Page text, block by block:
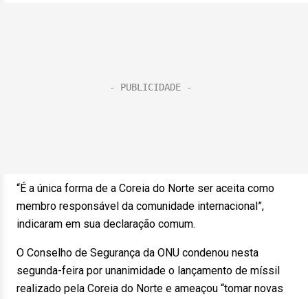
“É a única forma de a Coreia do Norte ser aceita como
membro responsável da comunidade internacional”,
indicaram em sua declaração comum.
O Conselho de Segurança da ONU condenou nesta
segunda-feira por unanimidade o lançamento de míssil
realizado pela Coreia do Norte e ameaçou “tomar novas